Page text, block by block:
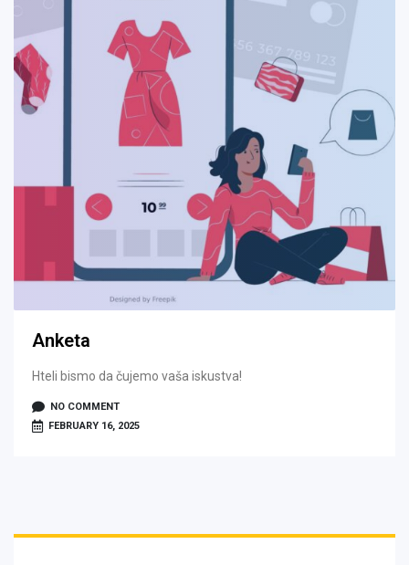
Anketa
Hteli bismo da čujemo vaša iskustva!
NO COMMENT
FEBRUARY 16, 2025